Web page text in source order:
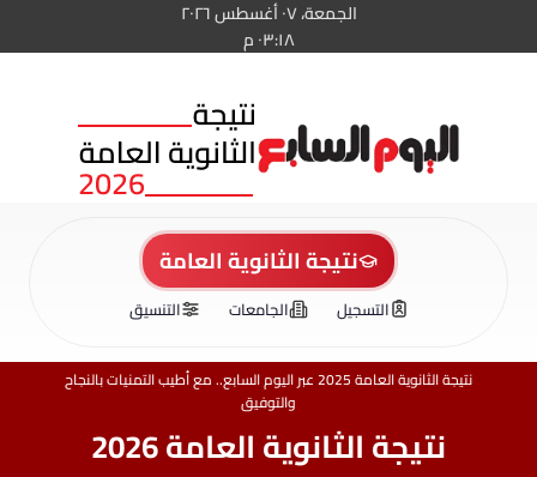
الجمعة، ٠٧ أغسطس ٢٠٢٦
٠٣:١٨ م
نتيجة الثانوية العامة
التسجيل الجامعات التنسيق
نتيجة الثانوية العامة 2025 عبر اليوم السابع.. مع أطيب التمنيات بالنجاح
والتوفيق
نتيجة الثانوية العامة 2026